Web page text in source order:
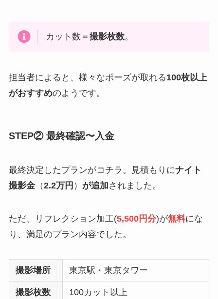
カット数＝撮影枚数。
担当者によると、様々なポーズが取れる100枚以上
がおすすめのようです。
STEP② 最終確認〜入金
最終決定したプランがコチラ。見積もりにナイト
撮影金（2.2万円 ） が追加されました。
ただ、リフレクション加工(5,500円分)が無料にな
り、満足のプラン内容でした。
撮影場所 東京駅・東京タワー
撮影枚数 100カット以上